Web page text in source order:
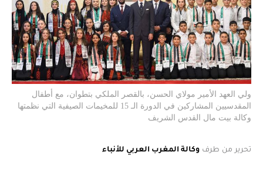
ولي العهد الأمير مولاي الحسن، بالقصر الملكي بتطوان، مع أطفال
المقدسيين المشاركين في الدورة الـ 15 للمخيمات الصيفية التي نظمتها
وكالة بيت مال القدس الشريف
تحرير من طرف وكالة المغرب العربي للأنباء